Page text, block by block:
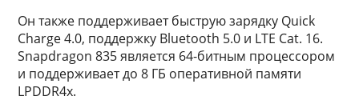
Он также поддерживает быструю зарядку Quick
Charge 4.0, поддержку Bluetooth 5.0 и LTE Cat. 16.
Snapdragon 835 является 64-битным процессором
и поддерживает до 8 ГБ оперативной памяти
LPDDR4x.